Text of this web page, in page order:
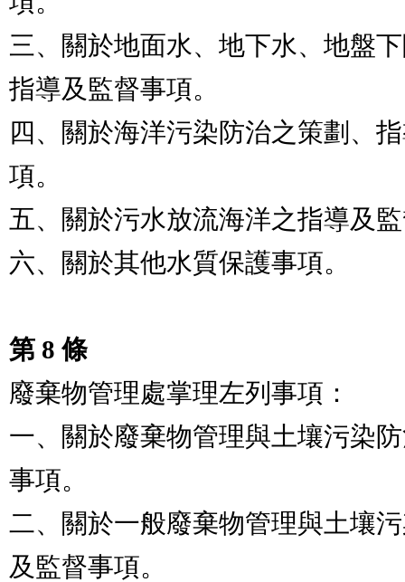
三、關於地面水、地下水、地盤
指導及監督事項。
四、關於海洋污染防治之策劃、
項。
五、關於污水放流海洋之指導及
六、關於其他水質保護事項。
第 8 條
廢棄物管理處掌理左列事項：
一、關於廢棄物管理與土壤污染
事項。
二、關於一般廢棄物管理與土壤
及監督事項。